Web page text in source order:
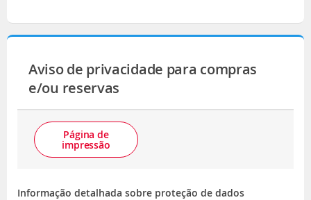
Aviso de privacidade para compras
e/ou reservas
Página de
impressão
Informação detalhada sobre proteção de dados